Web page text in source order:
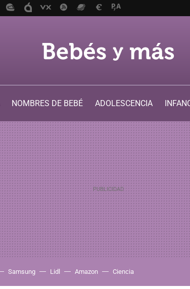
NOMBRES DE BEBÉ ADOLESCENCIA
Samsung Lidl Amazon Ciencia